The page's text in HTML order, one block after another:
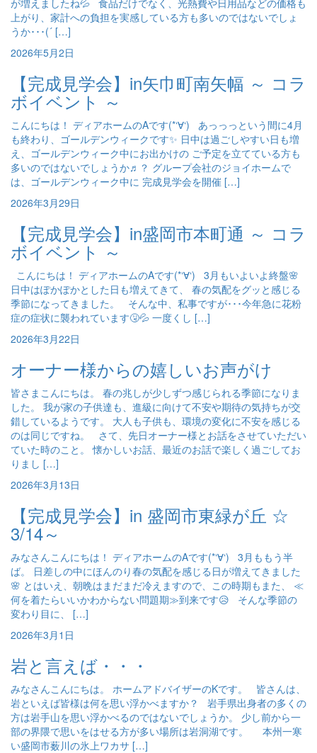
が増えましたね💦 食品だけでなく、光熱費や日用品などの価格も
上がり、家計への負担を実感している方も多いのではないでしょ
うか･･･(´ […]
2026年5月2日
【完成見学会】in矢巾町南矢幅 ～ コラ
ボイベント ～
こんにちは！ ディアホームのAです(*‘∀‘) あっっっという間に4月
も終わり、ゴールデンウィークです✨ 日中は過ごしやすい日も増
え、ゴールデンウィーク中にお出かけの ご予定を立てている方も
多いのではないでしょうか♬？ グループ会社のジョイホームで
は、ゴールデンウィーク中に 完成見学会を開催 […]
2026年3月29日
【完成見学会】in盛岡市本町通 ～ コラ
ボイベント ～
こんにちは！ ディアホームのAです(*‘∀‘) 3月もいよいよ終盤🌸
日中はぽかぽかとした日も増えてきて、 春の気配をグッと感じる
季節になってきました。 そんな中、私事ですが･･･今年急に花粉
症の症状に襲われています🤧💦 一度くし […]
2026年3月22日
オーナー様からの嬉しいお声がけ
皆さまこんにちは。 春の兆しが少しずつ感じられる季節になりま
した。 我が家の子供達も、進級に向けて不安や期待の気持ちが交
錯しているようです。 大人も子供も、環境の変化に不安を感じる
のは同じですね。 さて、先日オーナー様とお話をさせていただい
ていた時のこと。 懐かしいお話、最近のお話で楽しく過ごしてお
りまし […]
2026年3月13日
【完成見学会】in 盛岡市東緑が丘 ☆
3/14～
みなさんこんにちは！ ディアホームのAです(*‘∀‘) 3月ももう半
ば。 日差しの中にほんのり春の気配を感じる日が増えてきました
🌸 とはいえ、朝晩はまだまだ冷えますので、この時期もまた、 ≪
何を着たらいいかわからない問題期≫到来です😥 そんな季節の
変わり目に、 […]
2026年3月1日
岩と言えば・・・
みなさんこんにちは。 ホームアドバイザーのKです。 皆さんは、
岩といえば皆様は何を思い浮かべますか？ 岩手県出身者の多くの
方は岩手山を思い浮かべるのではないでしょうか。 少し前から一
部の界隈で思いをはせる方が多い場所は岩洞湖です。 本州一寒
い盛岡市薮川の氷上ワカサ […]